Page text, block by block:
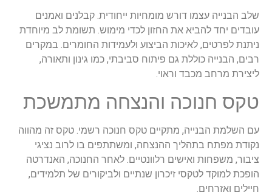
שלב הבנייה עצמו דורש מומחיות ייחודית. קבלנים ואמנים
עובדים יחד להביא את החזון לכדי מימוש. תשומת לב מיוחדת
ניתנת לפרטים, לאיכות הביצוע ולעמידות החומרים. במקרים
רבים, הבנייה כוללת גם פיתוח סביבתי, כמו גינון ותאורה,
ליצירת מרחב מכבד וראוי.
טקס חנוכה והנצחה מתמשכת
עם השלמת הבנייה, מתקיים טקס חנוכה רשמי. טקס זה מהווה
נקודת מפתח בתהליך ההנצחה, ומשתתפים בו לרוב נציגי
ציבור, משפחות ואישים רלוונטיים. לאחר החנוכה, האנדרטה
הופכת למוקד לטקסי זיכרון שנתיים ולביקורים של תלמידים,
חיילים ואזרחים.